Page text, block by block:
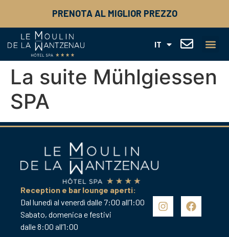
PRENOTA AL MIGLIOR PREZZO
IT
EN
NL
La suite Mühlgiessen
SPA
Reception e bar lounge aperti:
Dal lunedì al venerdì dalle 7:00 all’1:00
Sabato, domenica e festivi
dalle 8:00 all’1:00